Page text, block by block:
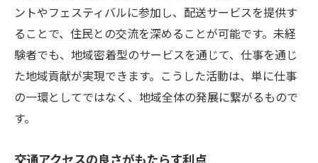
ントやフェスティバルに参加し、配送サービスを提供す
ることで、住民との交流を深めることが可能です。未経
験者でも、地域密着型のサービスを通じて、仕事を通じ
た地域貢献が実現できます。こうした活動は、単に仕事
の一環としてではなく、地域全体の発展に繋がるもので
す。
交通アクセスの良さがもたらす利点